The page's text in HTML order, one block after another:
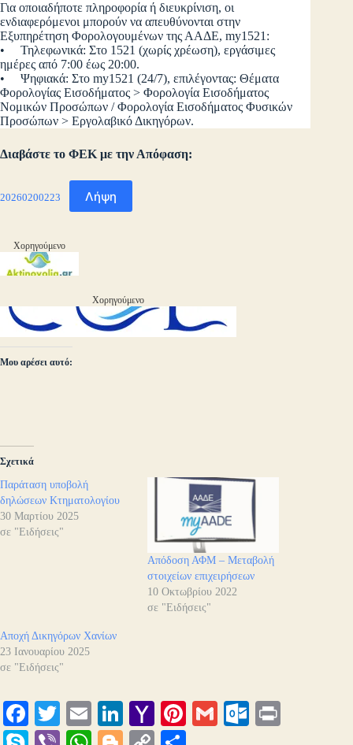
Για οποιαδήποτε πληροφορία ή διευκρίνιση, οι
ενδιαφερόμενοι μπορούν να απευθύνονται στην
Εξυπηρέτηση Φορολογουμένων της ΑΑΔΕ, my1521:
• Τηλεφωνικά: Στο 1521 (χωρίς χρέωση), εργάσιμες
ημέρες από 7:00 έως 20:00.
• Ψηφιακά: Στο my1521 (24/7), επιλέγοντας: Θέματα
Φορολογίας Εισοδήματος > Φορολογία Εισοδήματος
Νομικών Προσώπων / Φορολογία Εισοδήματος Φυσικών
Προσώπων > Εργολαβικό Δικηγόρων.
Διαβάστε το ΦΕΚ με την Απόφαση:
20260200223 Λήψη
Χορηγούμενο
Χορηγούμενο
Μου αρέσει αυτό:
Σχετικά
Παράταση υποβολή
δηλώσεων Κτηματολογίου
30 Μαρτίου 2025
σε "Ειδήσεις"
Απόδοση ΑΦΜ – Μεταβολή
στοιχείων επιχειρήσεων
10 Οκτωβρίου 2022
σε "Ειδήσεις"
Αποχή Δικηγόρων Χανίων
23 Ιανουαρίου 2025
σε "Ειδήσεις"
Fa
ce
T
wi
E
m
Li
nk
Y
ah
Pi G
O